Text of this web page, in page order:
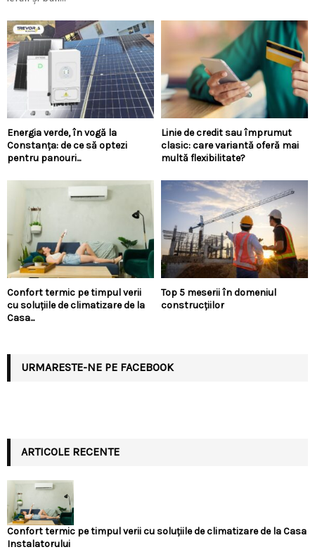
Energia verde, în vogă la
Constanța: de ce să optezi
pentru panouri...
Linie de credit sau împrumut
clasic: care variantă oferă mai
multă flexibilitate?
Confort termic pe timpul verii
cu soluțiile de climatizare de la
Casa...
Top 5 meserii în domeniul
construcțiilor
URMARESTE-NE PE FACEBOOK
ARTICOLE RECENTE
Confort termic pe timpul verii cu soluțiile de climatizare de la Casa
Instalatorului